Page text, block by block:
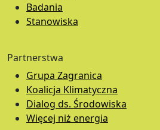
Badania
Stanowiska
Partnerstwa
Grupa Zagranica
Koalicja Klimatyczna
Dialog ds. Środowiska
Więcej niż energia